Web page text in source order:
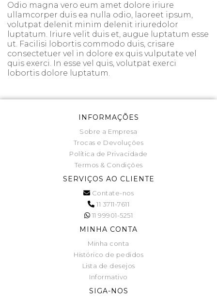
Odio magna vero eum amet dolore iriure
ullamcorper duis ea nulla odio, laoreet ipsum,
volutpat delenit minim delenit iriuredolor
luptatum. Iriure velit duis et, augue luptatum esse
ut. Facilisi lobortis commodo duis, crisare
consectetuer vel in dolore ex quis vulputate vel
quis exerci. In esse vel quis, volutpat exerci
lobortis dolore luptatum.
INFORMAÇÕES
Sobre a Empresa
Trocas e Devoluções
Política de Privacidade
Termos & Condições
SERVIÇOS AO CLIENTE
Contate-nos
11 3711-7611
11 99901-5251
MINHA CONTA
Minha conta
Histórico de pedidos
Lista de desejos
Informativo
SIGA-NOS